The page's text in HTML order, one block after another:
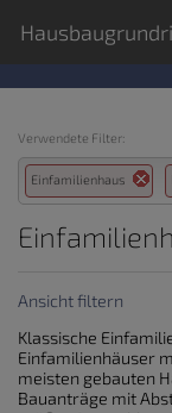
Verwendete Filter:
Einfamilienhaus
Ansicht filtern
Klassische
Einfamilienhäuser
meisten gebauten
Bauanträge mit